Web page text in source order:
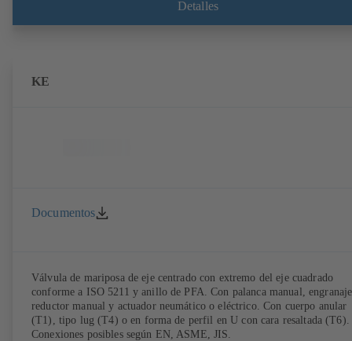
Detalles
KE
Documentos
Válvula de mariposa de eje centrado con extremo del eje cuadrado
conforme a ISO 5211 y anillo de PFA. Con palanca manual, engranaje
reductor manual y actuador neumático o eléctrico. Con cuerpo anular
(T1), tipo lug (T4) o en forma de perfil en U con cara resaltada (T6).
Conexiones posibles según EN, ASME, JIS.